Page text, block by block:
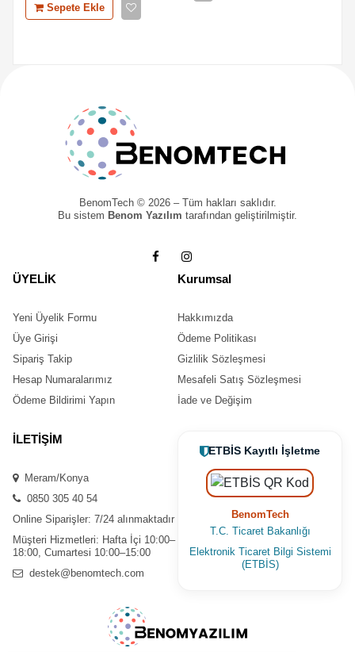
Sepete Ekle
BenomTech © 2026 – Tüm hakları saklıdır.
Bu sistem Benom Yazılım tarafından geliştirilmiştir.
ÜYELİK
Yeni Üyelik Formu
Üye Girişi
Sipariş Takip
Hesap Numaralarımız
Ödeme Bildirimi Yapın
Kurumsal
Hakkımızda
Ödeme Politikası
Gizlilik Sözleşmesi
Mesafeli Satış Sözleşmesi
İade ve Değişim
İLETİŞİM
Meram/Konya
0850 305 40 54
Online Siparişler: 7/24 alınmaktadır
Müşteri Hizmetleri: Hafta İçi 10:00–
18:00, Cumartesi 10:00–15:00
destek@benomtech.com
ETBİS Kayıtlı İşletme
BenomTech
T.C. Ticaret Bakanlığı
Elektronik Ticaret Bilgi Sistemi
(ETBİS)